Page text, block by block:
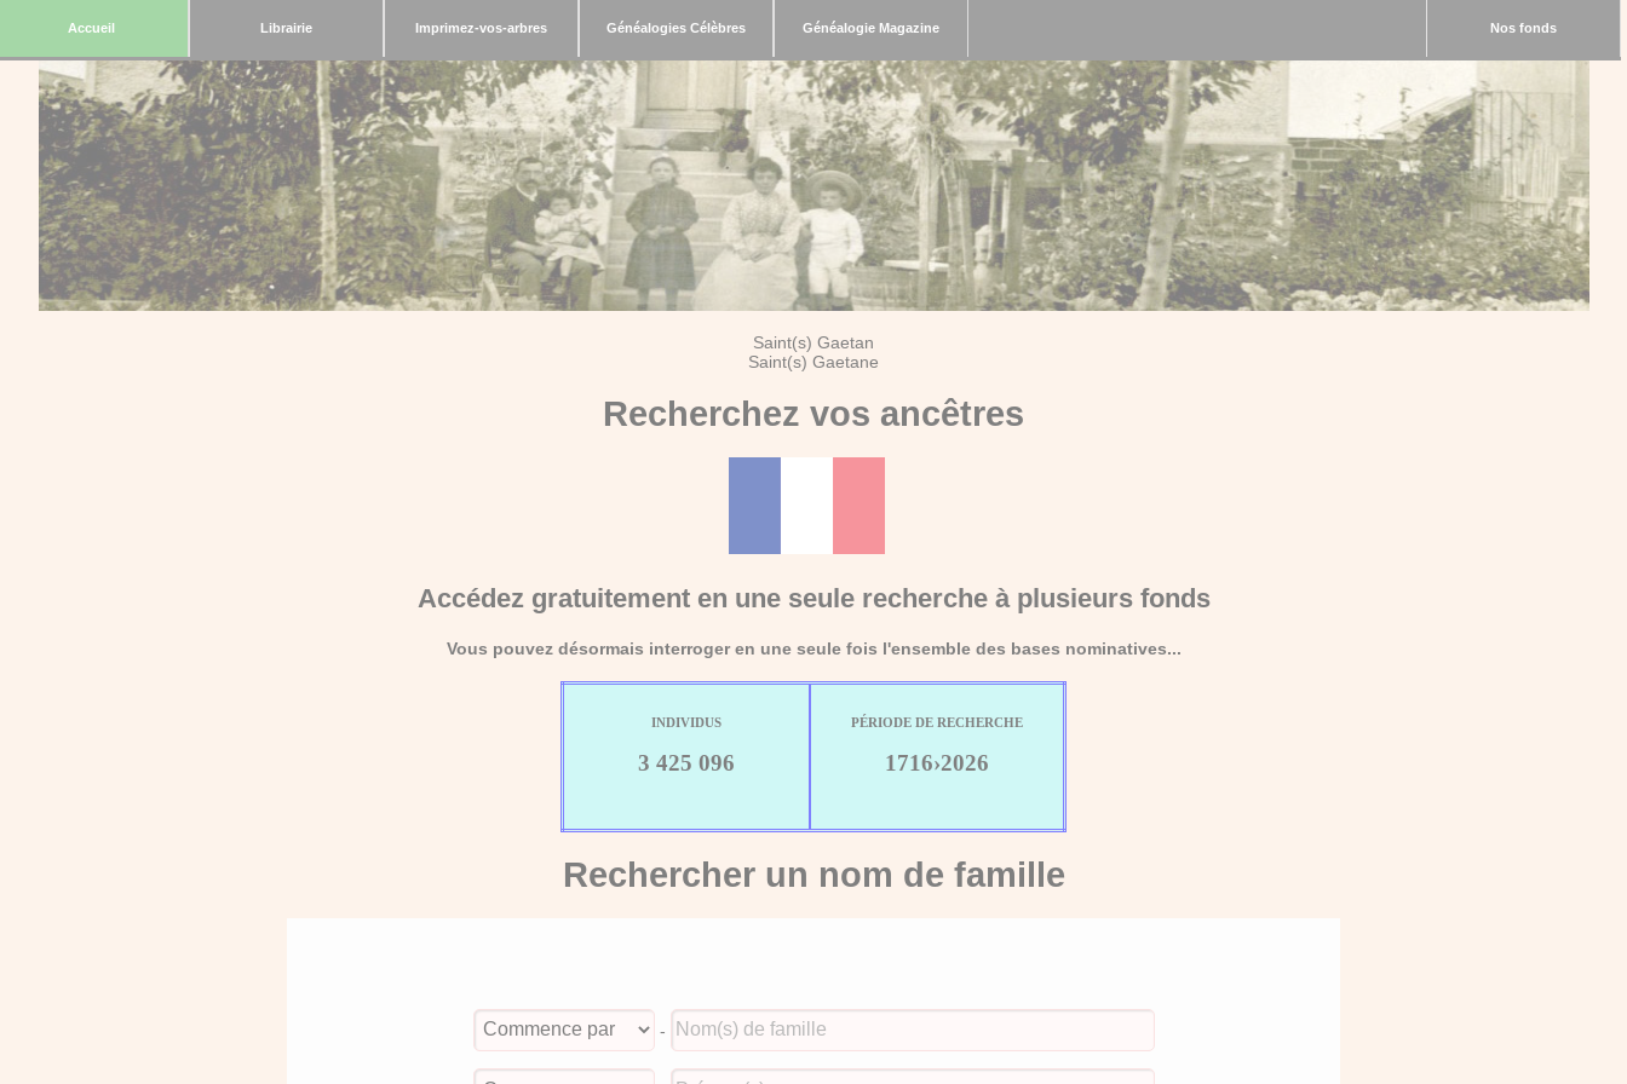
Accueil Librairie Imprimez-vos-arbres Généalogies Célèbres Généalogie Magazine Nos fonds
Saint(s) Gaetan
Saint(s) Gaetane
Recherchez vos ancêtres
Accédez gratuitement en une seule recherche à plusieurs fonds
Vous pouvez désormais interroger en une seule fois l'ensemble des bases nominatives...
INDIVIDUS
3 425 096
PÉRIODE DE RECHERCHE
1716›2026
Rechercher un nom de famille
-